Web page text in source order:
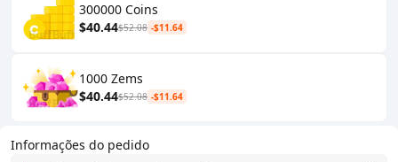
Informações do pedido
300000 Coins
$40.44$52.08 -$11.64
1000 Zems
$40.44$52.08 -$11.64